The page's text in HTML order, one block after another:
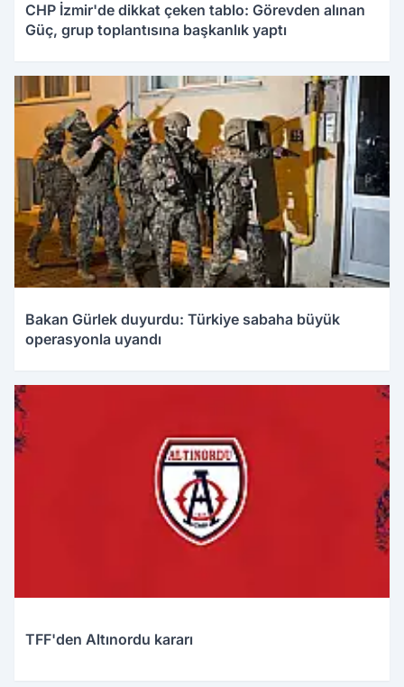
CHP İzmir'de dikkat çeken tablo: Görevden alınan
Güç, grup toplantısına başkanlık yaptı
Bakan Gürlek duyurdu: Türkiye sabaha büyük
operasyonla uyandı
TFF'den Altınordu kararı